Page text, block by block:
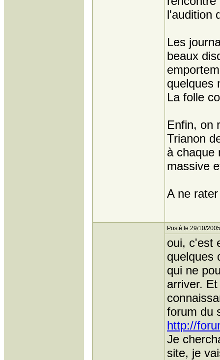
l'audition
Les
beaux
quelques
La folle
Enfin, on
Trianon
à chaque
massive
A ne
Posté le 29/10/
oui, c'est
quelques
qui ne
arriver.
forum du
http://
Je
site, je